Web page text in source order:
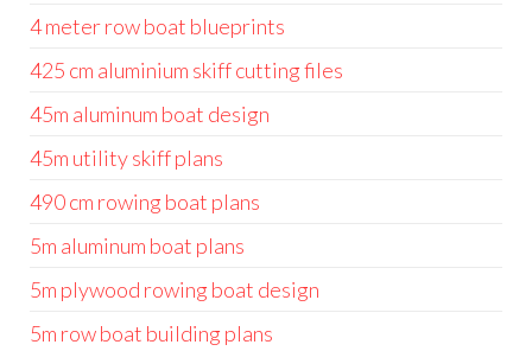
4 meter row boat blueprints
425 cm aluminium skiff cutting files
45m aluminum boat design
45m utility skiff plans
490 cm rowing boat plans
5m aluminum boat plans
5m plywood rowing boat design
5m row boat building plans